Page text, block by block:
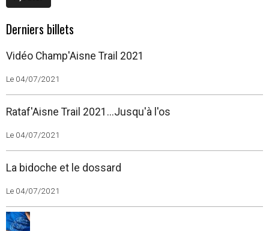
Derniers billets
Vidéo Champ'Aisne Trail 2021
Le 04/07/2021
Rataf'Aisne Trail 2021...Jusqu'à l'os
Le 04/07/2021
La bidoche et le dossard
Le 04/07/2021